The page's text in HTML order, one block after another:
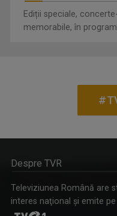
Ediții speciale,
memorabile, în
Despre TVR
Televiziunea Română are
interes naţional şi emite